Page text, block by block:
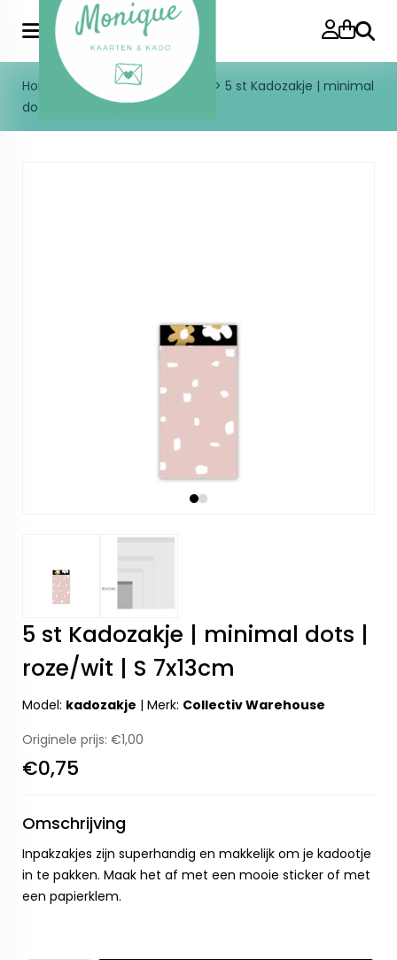
Home Inpakken> Kadozakjes > 5 st Kadozakje | minimal
dots | roze/wit | S 7x13cm
5 st Kadozakje | minimal dots |
roze/wit | S 7x13cm
Model: kadozakje | Merk: Collectiv Warehouse
Originele prijs: €1,00
€0,75
Omschrijving
Inpakzakjes zijn superhandig en makkelijk om je kadootje
in te pakken. Maak het af met een mooie sticker of met
een papierklem.